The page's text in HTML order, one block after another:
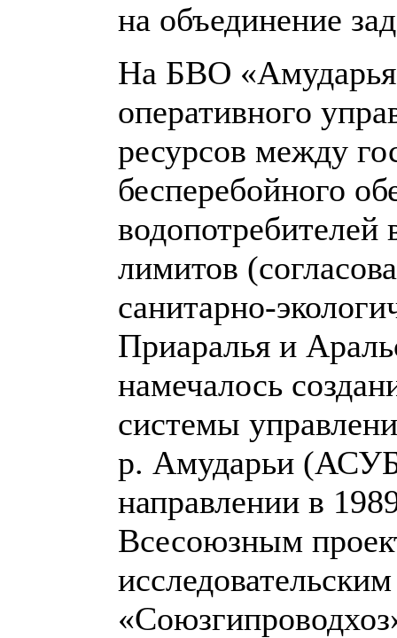
на объединение
На БВО
оперативного
ресурсов между
бесперебойного
водопотребителей
лимитов
санитарно-
Приаралья и
намечалось
системы
р. Амударьи
направлении в
Всесоюзным